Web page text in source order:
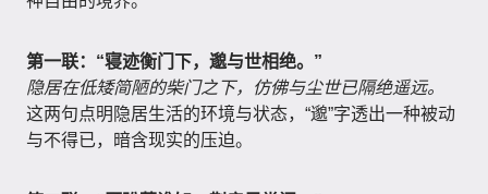
第一联：“寝迹衡门下，邈与世相绝。”
隐居在低矮简陋的柴门之下，仿佛与尘世已隔绝遥远。
这两句点明隐居生活的环境与状态，“邈”字透出一种被动
与不得已，暗含现实的压迫。